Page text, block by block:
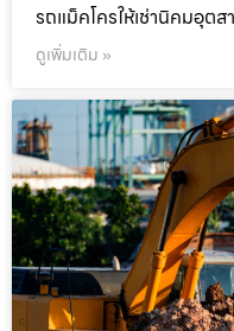
รถแม็คโครให้เช่านิคมอุตส
ดูเพิ่มเติม »